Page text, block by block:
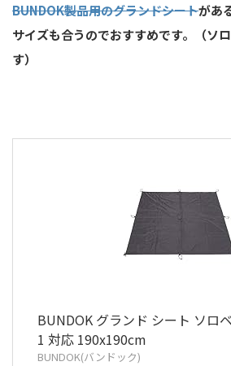
BUNDOK製品用のグランドシートがあ
サイズも合うのでおすすめです。（ソ
す）
BUNDOK グランド シート ソロ
1 対応 190x190cm
BUNDOK(バンドック)